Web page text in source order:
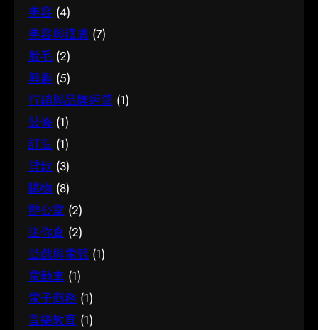
美容 (4)
美容與護膚 (7)
脫毛 (2)
興趣 (5)
行銷與品牌經營 (1)
裝修 (1)
訂造 (1)
貸款 (3)
購物 (8)
辦公室 (2)
迷你倉 (2)
遊戲與電競 (1)
電動車 (1)
電子商務 (1)
音樂教育 (1)